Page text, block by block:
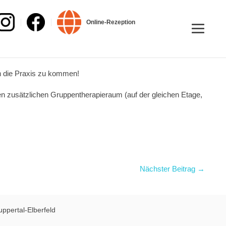
Online-Rezeption
die Praxis zu kommen!
zusätzlichen Gruppentherapieraum (auf der gleichen Etage,
Nächster Beitrag →
Elberfeld